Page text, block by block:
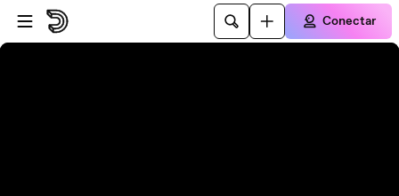
Pular para o player
Ir para o conteúdo principal
Conectar